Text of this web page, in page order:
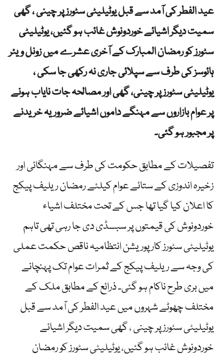
عید الفطر کی آمد سے قبل یوٹیلیٹی سٹورز پر چینی ، گھی
سمیت دیگر اشیائے خوردونوش غائب ہو گئیں، یوٹیلیٹی
سٹورز کو رمضان المبارک کے آخری عشرے میں زونل ویئر
ہائوسز کی طرف سے سپلائی جاری نہ رکھی جا سکی ،
یوٹیلیٹی سٹورز پر چینی، گھی اور مصالحہ جات نایاب ہونے
پر عوام بازاروں سے مہنگے داموں اشیائے ضروریہ خریدنے
پر مجبور ہو گئی۔
تفصیلات کے مطابق حکومت کی طرف سے مہنگائی اور
زخیرہ اندوزی کے ستائے عوام کیلئے رمضان ریلیف پیکج
کا اعلان کیا گیا تھا جس کے تحت مختلف اشیاء
خوردونوش کی قیمتوں پر سبسڈی دی جا رہی تھی تاہم
یوٹیلیٹی سٹورز کارپوریشن انتظامیہ ناقص حکمت عملی
کی وجہ سے ریلیف پیکج کے ثمرات عوام تک پہنچانے
میں بری طرح ناکام ہو گئی۔ ذرائع کے مطابق ملک کے
مختلف چھوٹے شہروں میں عید الفطر کی آمد سے قبل
یوٹیلیٹی سٹورز پر چینی ، گھی سمیت دیگر اشیائے
خوردونوش غائب ہو گئیں، یوٹیلیٹی سٹورز کو رمضان